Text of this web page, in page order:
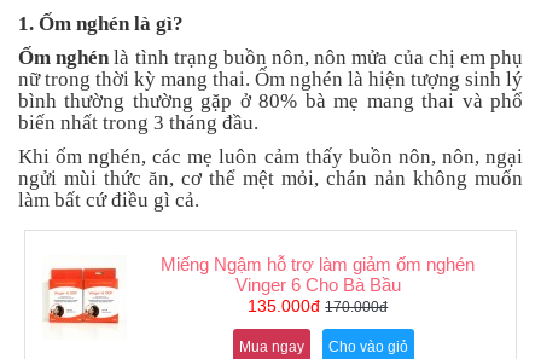
Bé
ngủ
Bé
khỏe
an
toàn
chơi
1. Ốm nghén là gì?
Ốm nghénlà tình trạng buồn nôn, nôn mửa của chị em phụ
nữ trong thời kỳ mang thai. Ốm nghén là hiện tượng sinh lý
bình thường thường gặp ở 80% bà mẹ mang thai và phổ
biến nhất trong 3 tháng đầu.
Khi ốm nghén, các mẹ luôn cảm thấy buồn nôn, nôn, ngại
ngửi mùi thức ăn, cơ thể mệt mỏi, chán nản không muốn
làm bất cứ điều gì cả.
Miếng Ngậm hỗ trợ làm giảm ốm nghén
Vinger 6 Cho Bà Bầu
135.000đ170.000đ
Mua ngay Cho vào giỏ